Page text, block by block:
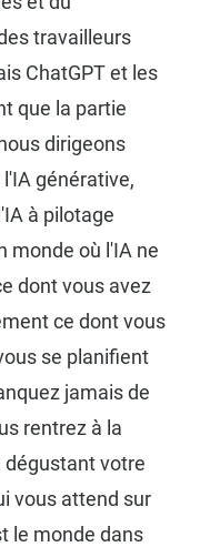
travailleurs
ChatGPT et les
que la partie
dirigeons
générative,
à pilotage
monde où l'IA ne
dont vous avez
ce dont vous
se planifient
jamais de
rentrez à la
dégustant votre
vous attend sur
le monde dans